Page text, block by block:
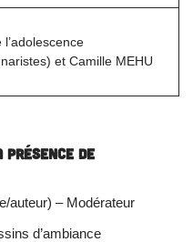
et Camille MEHU
de
auteur) – Modérateur
d’ambiance